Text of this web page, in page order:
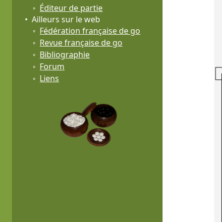
Éditeur de partie
Ailleurs sur le web
Fédération française de go
Revue française de go
Bibliographie
Forum
Liens